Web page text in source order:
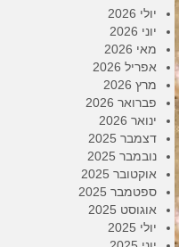
יולי 2026
יוני 2026
מאי 2026
אפריל 2026
מרץ 2026
פברואר 2026
ינואר 2026
דצמבר 2025
נובמבר 2025
אוקטובר 2025
ספטמבר 2025
אוגוסט 2025
יולי 2025